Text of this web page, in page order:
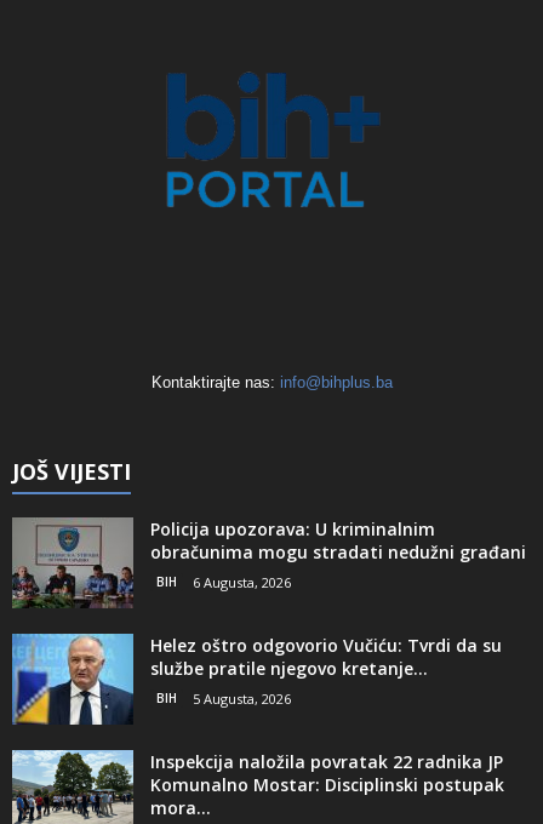
Kontaktirajte nas: info@bihplus.ba
JOŠ VIJESTI
Policija upozorava: U kriminalnim
obračunima mogu stradati nedužni građani
BIH 6 Augusta, 2026
Helez oštro odgovorio Vučiću: Tvrdi da su
službe pratile njegovo kretanje...
BIH 5 Augusta, 2026
Inspekcija naložila povratak 22 radnika JP
Komunalno Mostar: Disciplinski postupak
mora...